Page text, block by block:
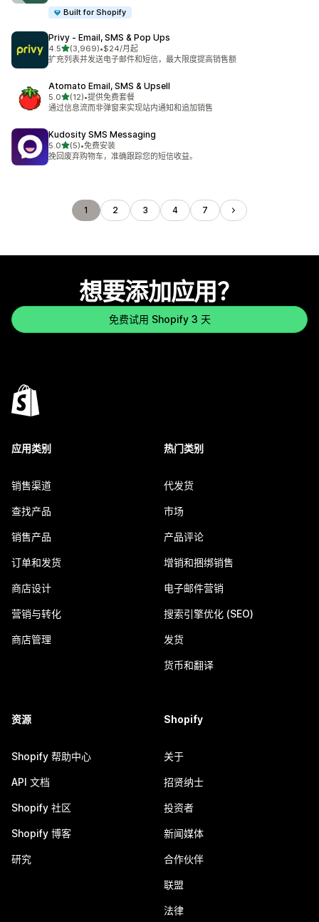
Built for Shopify
Privy ‑ Email, SMS & Pop Ups
4.5星（满分 5 星）
(3,969)
总共 3969 条评论
•$24/月起
扩充列表并发送电子邮件和短信，最大限度提高销售额
Atomato Email, SMS & Upsell
5.0星（满分 5 星）
(12)
总共 12 条评论
•提供免费套餐
通过信息流而非弹窗来实现站内通知和追加销售
Kudosity SMS Messaging
5.0星（满分 5 星）
(5)
总共 5 条评论
•免费安装
挽回废弃购物车，准确跟踪您的短信收益。
1 2 3 4 7
想要添加应用？
免费试用 Shopify 3 天
应用类别
销售渠道
查找产品
销售产品
订单和发货
商店设计
营销与转化
商店管理
热门类别
代发货
市场
产品评论
增销和捆绑销售
电子邮件营销
搜索引擎优化 (SEO)
发货
货币和翻译
资源
Shopify 帮助中心
API 文档
Shopify 社区
Shopify 博客
研究
Shopify
关于
招贤纳士
投资者
新闻媒体
合作伙伴
联盟
法律